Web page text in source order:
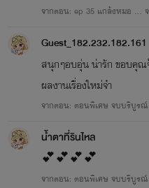
ทำให้ปรากฏด้วยเสียงและ
หรือโดยวิธีอื่นใดซึ่งงานที่ได้จัด
"การโฆษณา" หมายควา
ว่าในรูปหรือ ลักษณะอย่า
สร้างสรรค์ออกจำหน่าย
สาธารณชนเป็นจำนวนมากพ
ทั้งนี้ไม่หมายความรวมถึง
จากตอน: ep 35 แกล้งหมอ ...
Guest_182.232.182.161
สนุก​ๆอบอุ่น​ น่ารัก​ ขอบคุณ​
ผลงาน​เรื่อง​ใหม่​จ๋า​
จากตอน: ตอนพิเศษ จบบริบูรณ์
น้ำตาที่รินไหล
💕💕💕💕
จากตอน: ตอนพิเศษ จบบริบูรณ์